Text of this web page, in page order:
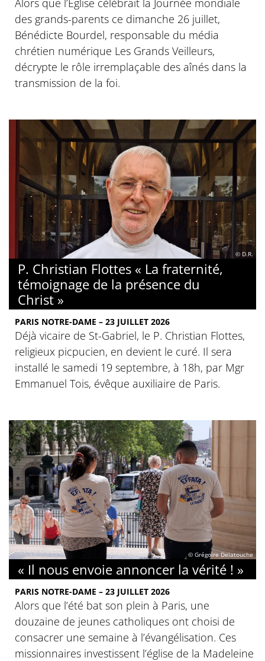
des grands-parents ce dimanche 26 juillet,
Bénédicte Bourdel, responsable du média
chrétien numérique Les Grands Veilleurs,
décrypte le rôle irremplaçable des aînés dans la
transmission de la foi.
© D.R.
P. Christian Flottes « La fraternité,
témoignage de la présence du
Christ »
PARIS NOTRE-DAME – 23 JUILLET 2026
Déjà vicaire de St-Gabriel, le P. Christian Flottes,
religieux picpucien, en devient le curé. Il sera
installé le samedi 19 septembre, à 18h, par Mgr
Emmanuel Tois, évêque auxiliaire de Paris.
© Grégoire Delatouche
« Il nous envoie annoncer la vérité ! »
PARIS NOTRE-DAME – 23 JUILLET 2026
Alors que l’été bat son plein à Paris, une
douzaine de jeunes catholiques ont choisi de
consacrer une semaine à l’évangélisation. Ces
missionnaires investissent l’église de la Madeleine